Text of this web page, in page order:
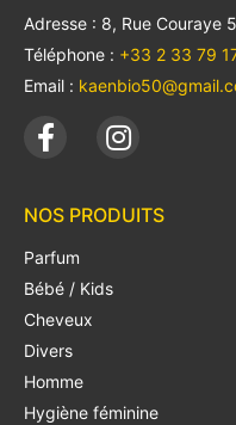
Adresse : 8, Rue Couraye
Téléphone : +33 2 33 79
Email :
NOS PRODUITS
Parfum
Bébé / Kids
Cheveux
Divers
Homme
Hygiène féminine